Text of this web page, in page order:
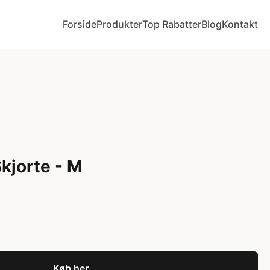
ForsideProdukterTop RabatterBlogKontakt
- M